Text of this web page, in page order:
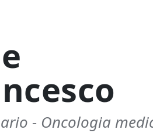
- Oncologia